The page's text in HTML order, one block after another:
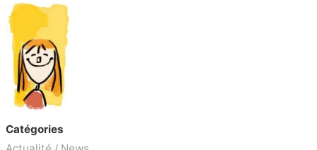
Catégories